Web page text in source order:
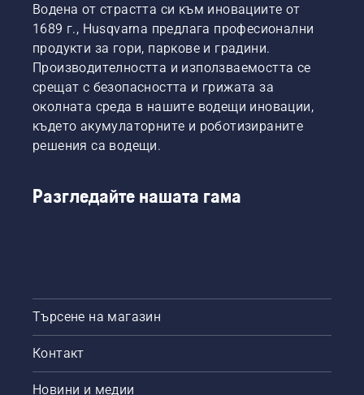
g)
въртящи
ножове.
Husqvarna
приветства
изследванията
по
следващото
проучване
оборудвани
с леки (3
въртящи
се
ножове.
Husqvarna
Group
изследванията
и
Водена от страстта си към иновациите от
1689 г., Husqvarna предлага професионални
продукти за гори, паркове и градини.
Производителността и използваемостта се
срещат с безопасността и грижата за
околната среда в нашите водещи иновации,
където акумулаторните и роботизираните
решения са водещи.
Разгледайте нашата гама
Търсене на магазин
Контакт
Новини и медии